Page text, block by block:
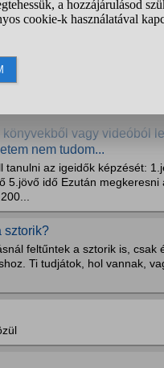
alap-/gyenge középfokon
gyengébb. Németül
becsülettel-,
vagy videóból
nem tudom...
tanulni az igeidők képzését:
5.jövő idő Ezután megkeresni
sztorik?
feltűntek a sztorik is, csak
Ti tudjátok, hol vannak,